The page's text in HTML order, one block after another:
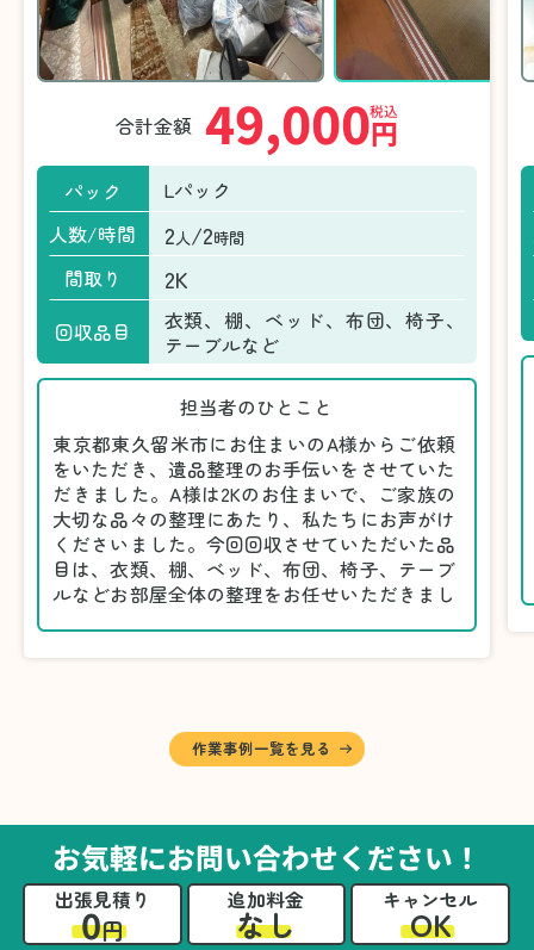
合計金額 49,000円
税込
パック
Lパック
人数/時間
2人/2時間
間取り 2K
回収品目
衣類、棚、ベッド、布団、椅子、
テーブルなど
担当者のひとこと
東京都東久留米市にお住まいのA様からご依頼
をいただき、遺品整理のお手伝いをさせていた
だきました。A様は2Kのお住まいで、ご家族の
大切な品々の整理にあたり、私たちにお声がけ
くださいました。今回回収させていただいた品
目は、衣類、棚、ベッド、布団、椅子、テーブ
ルなどお部屋全体の整理をお任せいただきまし
に仕分けしました。
A様から「手際よく進めてくれて助かりまし
るのは難しかったと思います」との温かいお言
葉をいただきました。遺品整理という心の負担
が大きい作業において、少しでもA様の力にな
れたことをスタッフ一同嬉しく思います。
作業事例一覧を見る
お気軽にお問い合わせください！
出張見積り
0円
追加料金
なし
キャンセル
OK